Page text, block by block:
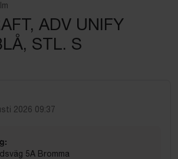
ADV UNIFY
STL. S
2026 09:37
5A Bromma